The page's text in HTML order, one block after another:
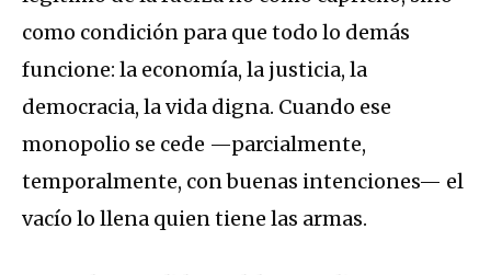
como condición para que todo lo demás
funcione: la economía, la justicia, la
democracia, la vida digna. Cuando ese
monopolio se cede —parcialmente,
temporalmente, con buenas intenciones— el
vacío lo llena quien tiene las armas.